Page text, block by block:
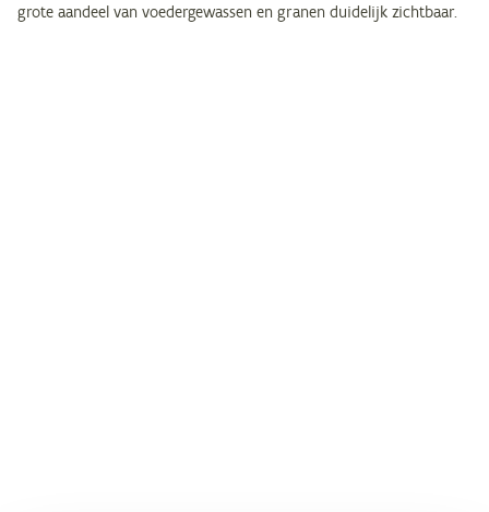
grote aandeel van voedergewassen en granen duidelijk zichtbaar.